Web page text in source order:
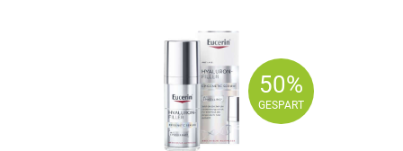
50%
GESPART
50%
GESPART